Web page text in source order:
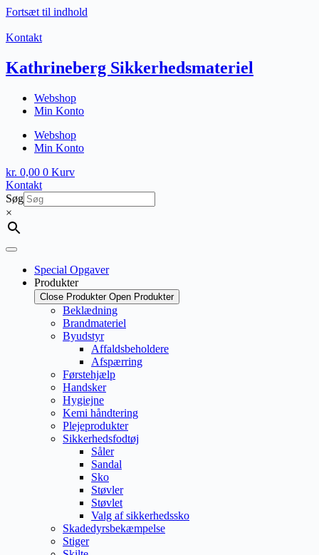
Fortsæt til indhold
Kontakt
Kathrineberg Sikkerhedsmateriel
Webshop
Min Konto
Webshop
Min Konto
kr. 0,00 0 Kurv
Kontakt
Søg
×
Special Opgaver
Produkter
Close Produkter Open Produkter
Beklædning
Brandmateriel
Byudstyr
Affaldsbeholdere
Afspærring
Førstehjælp
Handsker
Hygiejne
Kemi håndtering
Plejeprodukter
Sikkerhedsfodtøj
Såler
Sandal
Sko
Støvler
Støvlet
Valg af sikkerhedssko
Skadedyrsbekæmpelse
Stiger